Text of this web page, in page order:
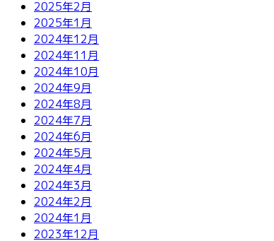
2025年2月
2025年1月
2024年12月
2024年11月
2024年10月
2024年9月
2024年8月
2024年7月
2024年6月
2024年5月
2024年4月
2024年3月
2024年2月
2024年1月
2023年12月